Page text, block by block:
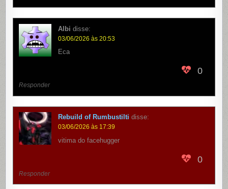
Albi disse:
03/06/2026 às 20:53
Eca
0
Responder
Rebuild of Rumbustilti disse:
03/06/2026 às 17:39
vitima do facehugger
0
Responder